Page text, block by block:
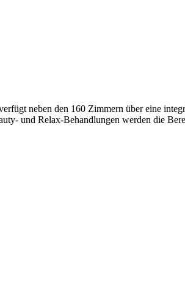
neben den 160 Zimmern über eine
und Relax-Behandlungen werden die